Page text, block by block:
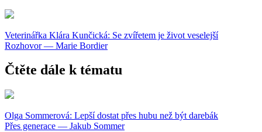
Veterinářka Klára Kunčická: Se zvířetem je život veselejší
Rozhovor — Marie Bordier
Čtěte dále k tématu
Olga Sommerová: Lepší dostat přes hubu než být darebák
Přes generace — Jakub Sommer